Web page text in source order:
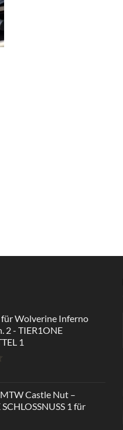
Wolverine Inferno
2 - TIER1ONE
1
Castle Nut –
1 für